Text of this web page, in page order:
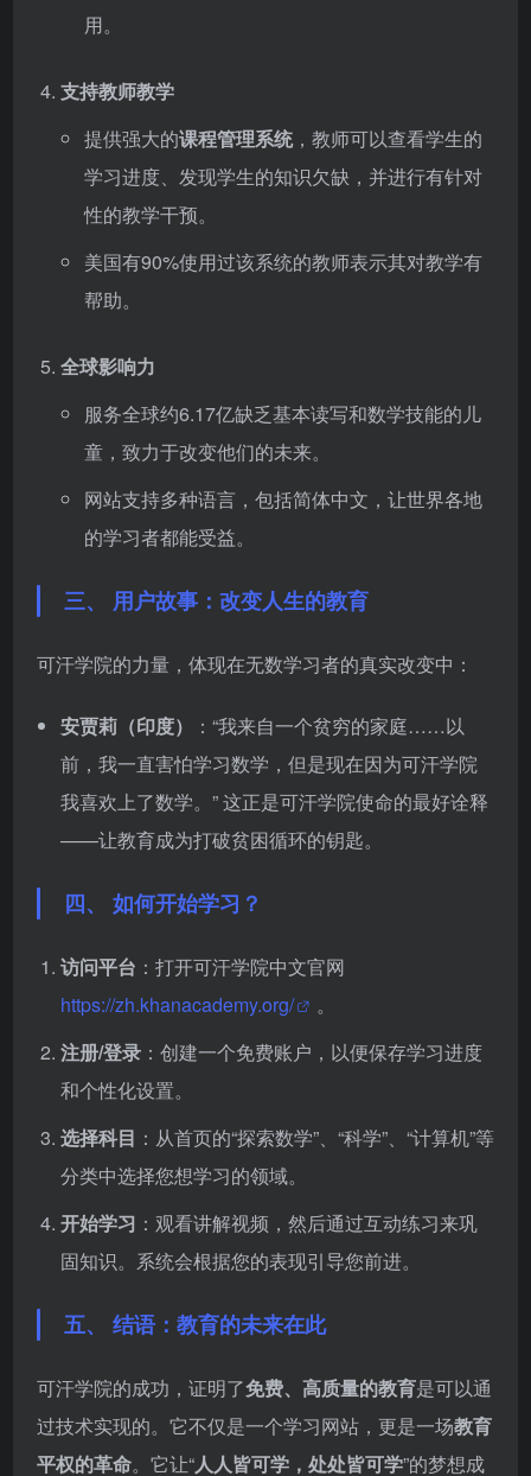
用。
支持教师教学
提供强大的课程管理系统，教师可以查看学生的
学习进度、发现学生的知识欠缺，并进行有针对
性的教学干预。
美国有90%使用过该系统的教师表示其对教学有
帮助。
全球影响力
服务全球约6.17亿缺乏基本读写和数学技能的儿
童，致力于改变他们的未来。
网站支持多种语言，包括简体中文，让世界各地
的学习者都能受益。
三、 用户故事：改变人生的教育
可汗学院的力量，体现在无数学习者的真实改变中：
安贾莉（印度）
：“我来自一个贫穷的家庭……以
前，我一直害怕学习数学，但是现在因为可汗学院
我喜欢上了数学。” 这正是可汗学院使命的最好诠释
——让教育成为打破贫困循环的钥匙。
四、 如何开始学习？
访问平台 ：打开可汗学院中文官网
https://zh.khanacademy.org/
。
注册/登录 ：创建一个免费账户，以便保存学习进度
和个性化设置。
选择科目 ：从首页的“探索数学”、“科学”、“计算机”等
分类中选择您想学习的领域。
开始学习 ：观看讲解视频，然后通过互动练习来巩
固知识。系统会根据您的表现引导您前进。
五、 结语：教育的未来在此
可汗学院的成功，证明了免费、高质量的教育是可以通
过技术实现的。它不仅是一个学习网站，更是一场教育
平权的革命。它让“人人皆可学，处处皆可学”的梦想成